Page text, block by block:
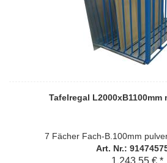
Tafelregal L2000xB1100mm
7 Fächer Fach-B.100mm
Art. Nr.:
1.243,55 € *